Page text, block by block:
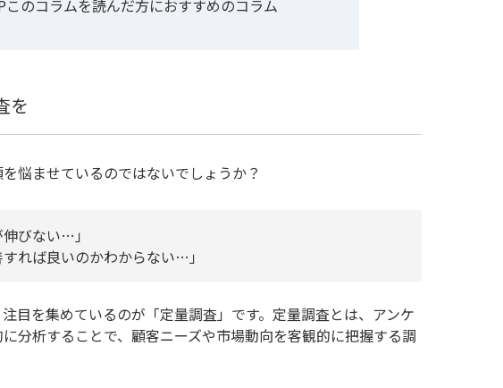
このコラムを読んだ方におすすめのコラム
を
悩ませているのではないでしょうか？
びない…」
れば良いのかわからない…」
目を集めているのが「定量調査」です。定量調査とは、アンケ
分析することで、顧客ニーズや市場動向を客観的に把握する調